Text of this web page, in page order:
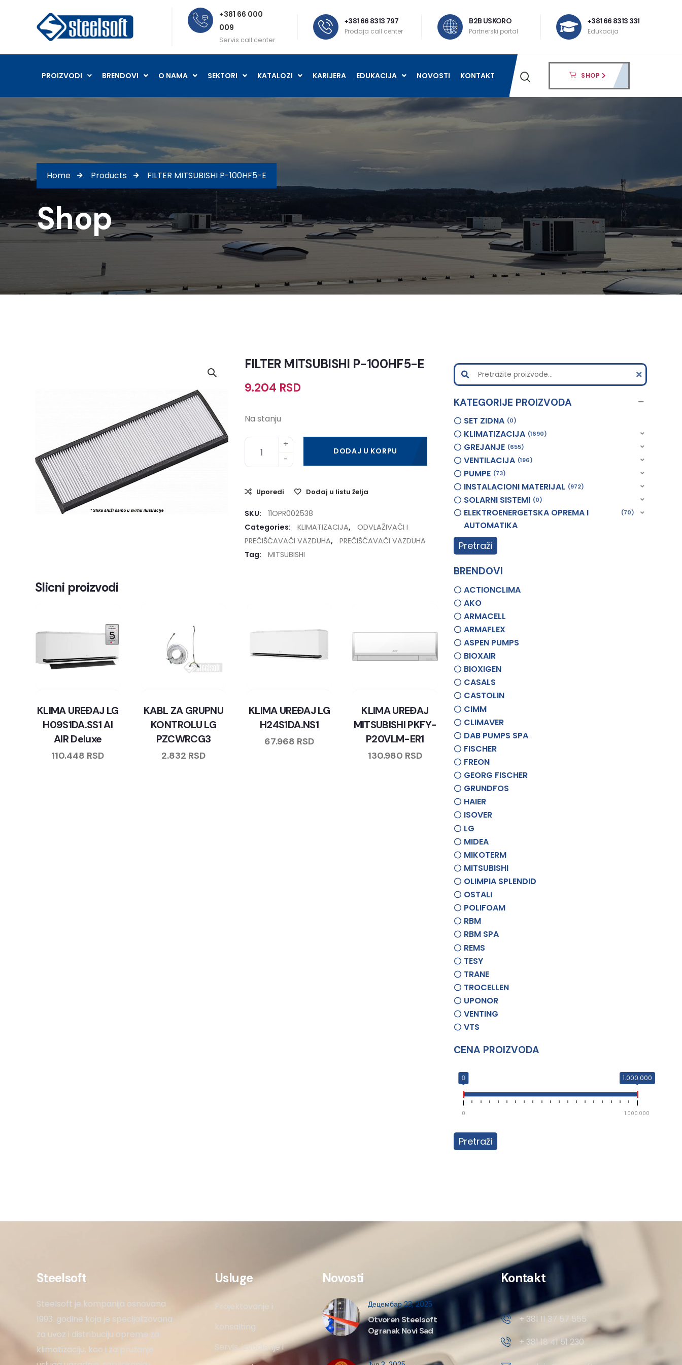
+381 66 000
009
Servis call center
+381 66 8313 797
Prodaja call center
B2B USKORO
Partnerski portal
+381 66 8313 331
Edukacija
PROIZVODI BRENDOVI O NAMA SEKTORI KATALOZI KARIJERA EDUKACIJA NOVOSTI KONTAKT SHOP
Home Products FILTER MITSUBISHI P-100HF5-E
Shop
FILTER MITSUBISHI P-100HF5-E
9.204 RSD
Na stanju
DODAJ U KORPU
Uporedi Dodaj u listu želja
SKU:
11OPR002538
Categories:
KLIMATIZACIJA,
ODVLAŽIVAČI I
PREČIŠĆAVAČI VAZDUHA,
PREČIŠĆAVAČI VAZDUHA
Tag:
MITSUBISHI
Slicni proizvodi
KLIMA UREĐAJ LG
H09S1DA.SS1 AI
AIR Deluxe
110.448 RSD
KABL ZA GRUPNU
KONTROLU LG
PZCWRCG3
2.832 RSD
KLIMA UREĐAJ LG
H24S1DA.NS1
67.968 RSD
KLIMA UREĐAJ
MITSUBISHI PKFY-
P20VLM-ER1
130.980 RSD
KATEGORIJE PROIZVODA
SET ZIDNA 0
KLIMATIZACIJA 1690
GREJANJE 655
VENTILACIJA 196
PUMPE 73
INSTALACIONI MATERIJAL 972
SOLARNI SISTEMI 0
ELEKTROENERGETSKA OPREMA I
AUTOMATIKA
70
Pretraži
BRENDOVI
ACTIONCLIMA
AKO
ARMACELL
ARMAFLEX
ASPEN PUMPS
BIOXAIR
BIOXIGEN
CASALS
CASTOLIN
CIMM
CLIMAVER
DAB PUMPS SPA
FISCHER
FREON
GEORG FISCHER
GRUNDFOS
HAIER
ISOVER
LG
MIDEA
MIKOTERM
MITSUBISHI
OLIMPIA SPLENDID
OSTALI
POLIFOAM
RBM
RBM SPA
REMS
TESY
TRANE
TROCELLEN
UPONOR
VENTING
VTS
CENA PROIZVODA
0 1.000.000
0 1.000.000
Pretraži
Steelsoft
Steelsoft je kompanija osnovana
1993. godine koja je specijalizovana
za uvoz i distribuciju opreme za
klimatizaciju, kao i za pružanje
Usluge
Projektovanje i
konsalting
Servis, izvodjenje i
Novosti
Децембар 23, 2025
Otvoren Steelsoft
Ogranak Novi Sad
Kontakt
+ 381 11 37 57 555
+ 381 18 41 51 230